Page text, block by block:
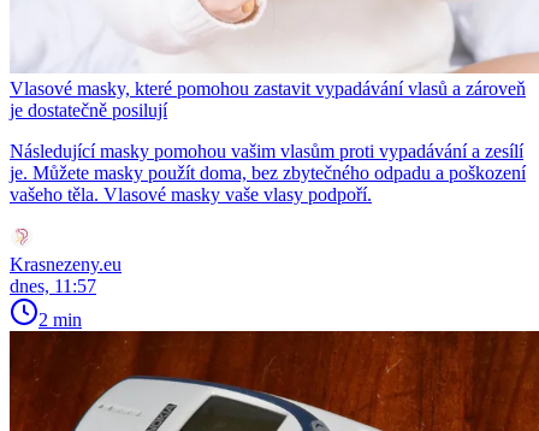
Vlasové masky, které pomohou zastavit vypadávání vlasů a zároveň
je dostatečně posilují
Následující masky pomohou vašim vlasům proti vypadávání a zesílí
je. Můžete masky použít doma, bez zbytečného odpadu a poškození
vašeho těla. Vlasové masky vaše vlasy podpoří.
Krasnezeny.eu
dnes, 11:57
2 min